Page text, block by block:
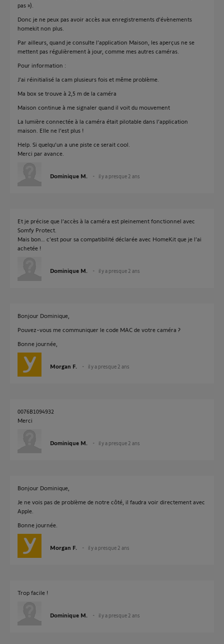
pas »).
Donc je ne peux pas avoir accès aux enregistrements d’évènements
homekit non plus.
Par ailleurs, quand je consulte l’application Maison, les aperçus ne se
mettent pas régulièrement à jour, comme mes autres caméras.
Pour information :
J’ai réinitialisé la cam plusieurs fois et même problème.
Ma box se trouve à 2,5 m de la caméra
Maison continue à me signaler quand il voit du mouvement
La lumière connectée à la caméra était pilotable dans l’application
maison. Elle ne l’est plus !
Help. Si quelqu’un a une piste ce serait cool.
Merci par avance.
Dominique M. il y a presque 2 ans
Et je précise que l’accès à la caméra est pleinement fonctionnel avec
Somfy Protect.
Mais bon… c’est pour sa compatibilité déclarée avec HomeKit que je l’ai
achetée !
Dominique M. il y a presque 2 ans
Bonjour Dominique,
Pouvez-vous me communiquer le code MAC de votre caméra ?
Bonne journée,
Morgan F. il y a presque 2 ans
0076B1094932
Merci
Dominique M. il y a presque 2 ans
Bonjour Dominique,
Je ne vois pas de problème de notre côté, il faudra voir directement avec
Apple.
Bonne journée.
Morgan F. il y a presque 2 ans
Trop facile !
Dominique M. il y a presque 2 ans